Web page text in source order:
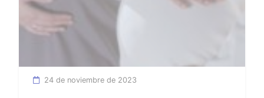
24 de noviembre de 2023